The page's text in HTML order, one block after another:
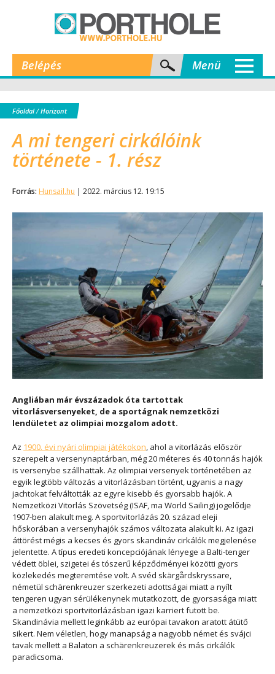
Belépés Menü
Főoldal/Horizont
A mi tengeri cirkálóink
története - 1. rész
Forrás: Hunsail.hu | 2022. március 12. 19:15
Angliában már évszázadok óta tartottak
vitorlásversenyeket, de a sportágnak nemzetközi
lendületet az olimpiai mozgalom adott.
Az 1900. évi nyári olimpiai játékokon, ahol a vitorlázás először
szerepelt a versenynaptárban, még 20 méteres és 40 tonnás hajók
is versenybe szállhattak. Az olimpiai versenyek történetében az
egyik legtöbb változás a vitorlázásban történt, ugyanis a nagy
jachtokat felváltották az egyre kisebb és gyorsabb hajók. A
Nemzetközi Vitorlás Szövetség (ISAF, ma World Sailing) jogelődje
1907-ben alakult meg. A sportvitorlázás 20. század eleji
hőskorában a versenyhajók számos változata alakult ki. Az igazi
áttörést mégis a kecses és gyors skandináv cirkálók megjelenése
jelentette. A típus eredeti koncepciójának lényege a Balti-tenger
védett öblei, szigetei és tószerű képződményei közötti gyors
közlekedés megteremtése volt. A svéd skärgårdskryssare,
németül schärenkreuzer szerkezeti adottságai miatt a nyílt
tengeren ugyan sérülékenynek mutatkozott, de gyorsasága miatt
a nemzetközi sportvitorlázásban igazi karriert futott be.
Skandinávia mellett leginkább az európai tavakon aratott átütő
sikert. Nem véletlen, hogy manapság a nagyobb német és svájci
tavak mellett a Balaton a schärenkreuzerek és más cirkálók
paradicsoma.